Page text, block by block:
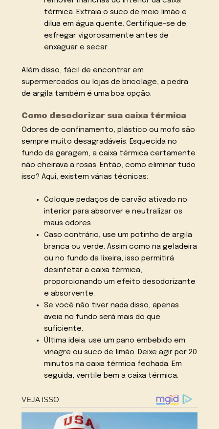
térmica. Extraia o suco de meio limão e
dilua em água quente. Certifique-se de
esfregar vigorosamente antes de
enxaguar e secar.
Além disso, fácil de encontrar em
supermercados ou lojas de bricolage, a pedra
de argila também é uma boa opção.
Como desodorizar sua caixa térmica
Odores de confinamento, plástico ou mofo são
sempre muito desagradáveis. Esquecida no
fundo da garagem, a caixa térmica certamente
não cheirava a rosas. Então, como eliminar tudo
isso? Aqui, existem várias técnicas:
Coloque pedaços de carvão ativado no
interior para absorver e neutralizar os
maus odores.
Caso contrário, use um potinho de argila
branca ou verde. Assim como na geladeira
ou no fundo da lixeira, isso permitirá
desinfetar a caixa térmica,
proporcionando um efeito desodorizante
e absorvente.
Se você não tiver nada disso, apenas
aveia no fundo será mais do que
suficiente.
Última ideia: use um pano embebido em
vinagre ou suco de limão. Deixe agir por 20
minutos na caixa térmica fechada. Em
seguida, ventile bem a caixa térmica.